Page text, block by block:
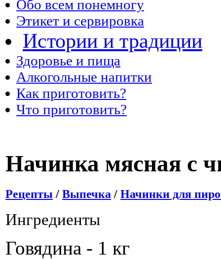
Обо всем понемногу
Этикет и сервировка
Истории и традиции
Здоровье и пища
Алкогольные напитки
Как приготовить?
Что приготовить?
Начинка мясная с
Рецепты / Выпечка / Начинки для
Ингредиенты
Говядина - 1 кг